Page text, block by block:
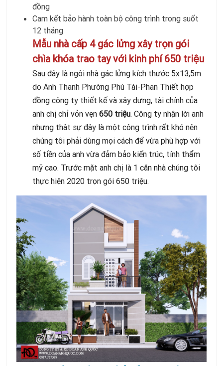
đồng
Cam kết bảo hành toàn bộ công trình trong suốt
12 tháng
Mẫu nhà cấp 4 gác lửng xây trọn gói
chìa khóa trao tay với kinh phí 650 triệu
Sau đây là ngôi nhà gác lửng kích thước 5x13,5m
do Anh Thanh Phường Phú Tài-Phan Thiết hợp
đồng công ty thiết kế và xây dựng, tài chính của
anh chị chỉ vỏn vẹn 650 triệu. Công ty nhận lời anh
nhưng thật sự đây là một công trình rất khó nên
chúng tôi phải dùng mọi cách để vừa phù hợp với
số tiền của anh vừa đảm bảo kiến trúc, tính thẩm
mỹ cao. Trước mặt anh chị là 1 căn nhà chúng tôi
thực hiện 2020 trọn gói 650 triệu.